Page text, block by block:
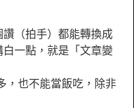
讚（拍手）都能轉換成
一點，就是「文章變
也不能當飯吃，除非